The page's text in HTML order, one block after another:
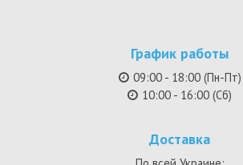
График работы
09:00 - 18:00 (Пн-Пт)
10:00 - 16:00 (Сб)
Доставка